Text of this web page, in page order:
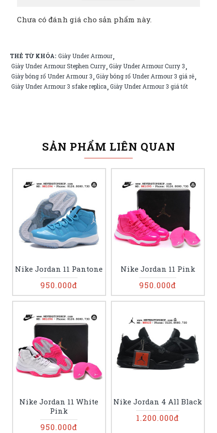
Chưa có đánh giá cho sản phẩm này.
THẺ TỪ KHÓA: Giày Under Armour,
Giày Under Armour Stephen Curry,Giày Under Armour Curry 3,
Giày bóng rổ Under Armour 3,Giày bóng rổ Under Armour 3 giá rẻ,
Giày Under Armour 3 sfake replica,Giày Under Armour 3 giá tốt
SẢN PHẨM LIÊN QUAN
Nike Jordan 11 Pantone
950.000đ
Nike Jordan 11 Pink
950.000đ
Nike Jordan 11 White
Pink
950.000đ
Nike Jordan 4 All Black
1.200.000đ